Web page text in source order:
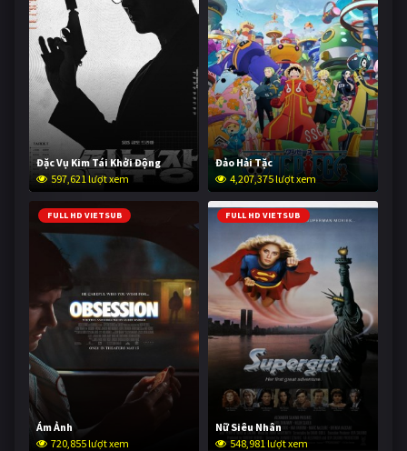
Đặc Vụ Kim Tái Khởi Động
597,621 lượt xem
Đảo Hải Tặc
4,207,375 lượt xem
FULL HD VIETSUB
Ám Ảnh
720,855 lượt xem
FULL HD VIETSUB
Nữ Siêu Nhân
548,981 lượt xem